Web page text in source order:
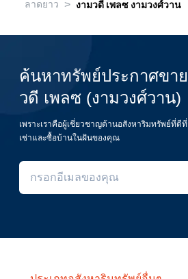
ลาดยาว > งามวดี เพลซ งามวงศ์วาน
ค้นหาทรัพย์ประกาศขา
วดี เพลซ (งามวงศ์วาน)
เพราะเราคือผู้เชี่ยวชาญด้านอสังหาริมทรัพย์ที่ดี
เช่าและซื้อบ้านในฝันของคุณ